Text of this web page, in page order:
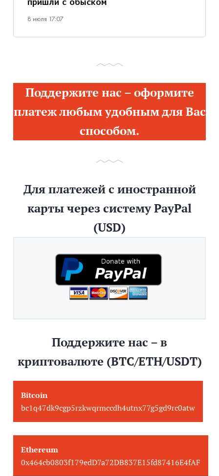
пришли с обыском
8 июля 17:07
Поддержите нас – оформите
платеж любым удобным для Вас
способом.
Для платежей с иностранной
карты через систему PayPal
(USD)
Поддержите нас – в
криптовалюте (BTC/ETH/USDT)
Bitcoin
bc1q47dk9cgp5rzkwqrmccdh4utnx77g5gd9rc0atw
Ethereum
0x464cb0803f179edD7a72DB837E15fd87416E4fAF